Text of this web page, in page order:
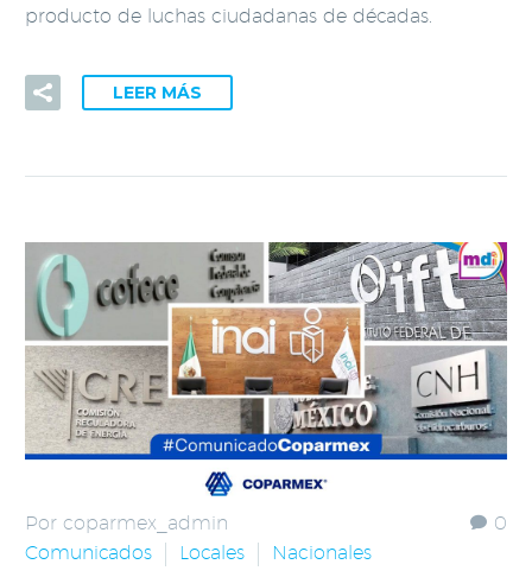
producto de luchas ciudadanas de décadas.
LEER MÁS
0
Por coparmex_admin
Comunicados
Locales Nacionales